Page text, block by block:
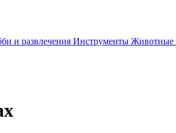
и развлечения Инструменты Животные